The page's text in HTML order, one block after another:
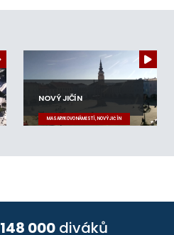
NOVÝ JIČÍN
MASARYKOVO NÁMĚSTÍ, NOVÝ JIČÍN
148 000 diváků